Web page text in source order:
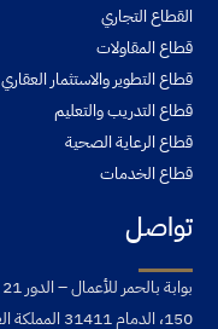
القطاع التجاري
قطاع المقاولات
قطاع التطوير والاستثمار العقاري
قطاع التدريب والتعليم
قطاع الرعاية الصحية
قطاع الخدمات
تواصل
150، الدمام 31411 المملكة العربية السعودية